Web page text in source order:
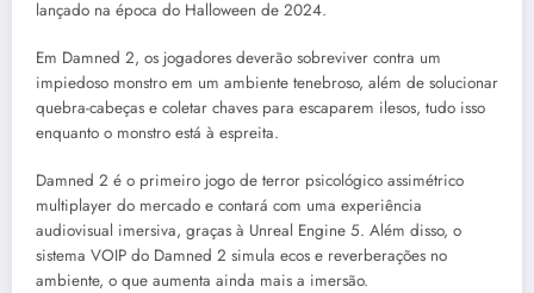
lançado na época do Halloween de 2024.
Em Damned 2, os jogadores deverão sobreviver contra um
impiedoso monstro em um ambiente tenebroso, além de solucionar
quebra-cabeças e coletar chaves para escaparem ilesos, tudo isso
enquanto o monstro está à espreita.
Damned 2 é o primeiro jogo de terror psicológico assimétrico
multiplayer do mercado e contará com uma experiência
audiovisual imersiva, graças à Unreal Engine 5. Além disso, o
sistema VOIP do Damned 2 simula ecos e reverberações no
ambiente, o que aumenta ainda mais a imersão.